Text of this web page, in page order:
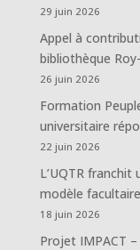
29 juin 2026
Appel à
bibliothèque
26 juin 2026
Formation
universitaire
22 juin 2026
L’UQTR franchit
modèle facultaire
18 juin 2026
Projet IMPACT